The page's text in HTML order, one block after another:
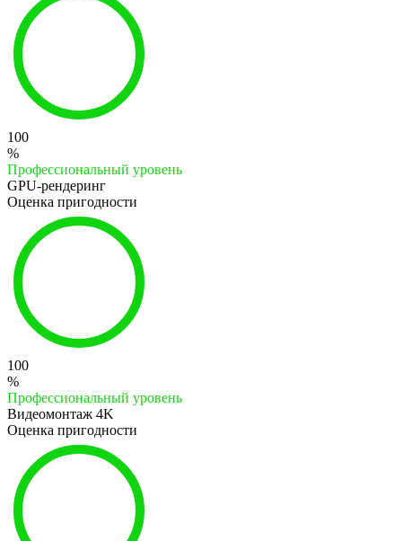
100
%
Профессиональный уровень
GPU-рендеринг
Оценка пригодности
100
%
Профессиональный уровень
Видеомонтаж 4K
Оценка пригодности